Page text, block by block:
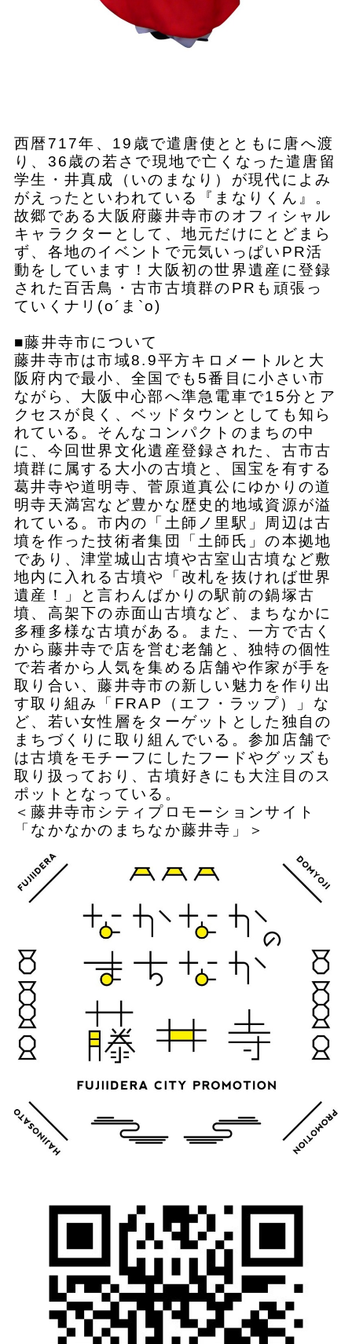
西暦717年、19歳で遣唐使とともに唐へ渡
り、36歳の若さで現地で亡くなった遣唐留
学生・井真成（いのまなり）が現代によみ
がえったといわれている『まなりくん』。
故郷である大阪府藤井寺市のオフィシャル
キャラクターとして、地元だけにとどまら
ず、各地のイベントで元気いっぱいPR活
動をしています！大阪初の世界遺産に登録
された百舌鳥・古市古墳群のPRも頑張っ
ていくナリ(о´ま`о)
■藤井寺市について
藤井寺市は市域8.9平方キロメートルと大
阪府内で最小、全国でも5番目に小さい市
ながら、大阪中心部へ準急電車で15分とア
クセスが良く、ベッドタウンとしても知ら
れている。そんなコンパクトのまちの中
に、今回世界⽂化遺産登録された、古市古
墳群に属する大小の古墳と、国宝を有する
葛井寺や道明寺、菅原道真公にゆかりの道
明寺天満宮など豊かな歴史的地域資源が溢
れている。市内の「土師ノ里駅」周辺は古
墳を作った技術者集団「土師氏」の本拠地
であり、津堂城山古墳や古室山古墳など敷
地内に入れる古墳や「改札を抜ければ世界
遺産！」と言わんばかりの駅前の鍋塚古
墳、高架下の赤面山古墳など、まちなかに
多種多様な古墳がある。また、⼀方で古く
から藤井寺で店を営む⽼舗と、独特の個性
で若者から⼈気を集める店舗や作家が⼿を
取り合い、藤井寺市の新しい魅⼒を作り出
す取り組み「FRAP（エフ・ラップ）」な
ど、若い⼥性層をターゲットとした独⾃の
まちづくりに取り組んでいる。参加店舗で
は古墳をモチーフにしたフードやグッズも
取り扱っており、古墳好きにも大注目のス
ポットとなっている。
＜藤井寺市シティプロモーションサイト
「なかなかのまちなか藤井寺」＞